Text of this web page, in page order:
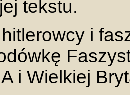
tekstu.
i
i Wielkiej